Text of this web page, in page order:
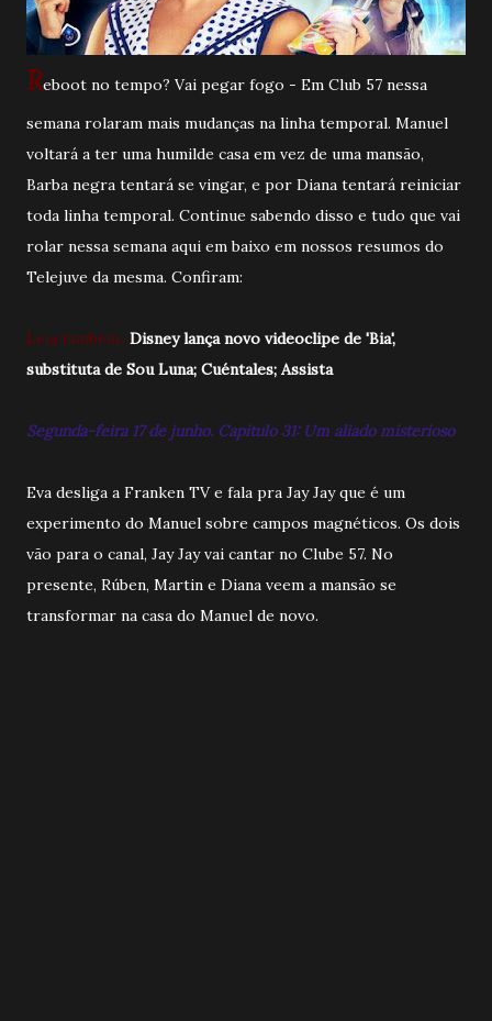
Reboot no tempo? Vai pegar fogo - Em Club 57 nessa
semana rolaram mais mudanças na linha temporal. Manuel
voltará a ter uma humilde casa em vez de uma mansão,
Barba negra tentará se vingar, e por Diana tentará reiniciar
toda linha temporal. Continue sabendo disso e tudo que vai
rolar nessa semana aqui em baixo em nossos resumos do
Telejuve da mesma. Confiram:
Leia também...Disney lança novo videoclipe de 'Bia',
substituta de Sou Luna; Cuéntales; Assista
Segunda-feira 17 de junho. Capitulo 31: Um aliado misterioso
Eva desliga a Franken TV e fala pra Jay Jay que é um
experimento do Manuel sobre campos magnéticos. Os dois
vão para o canal, Jay Jay vai cantar no Clube 57. No
presente, Rúben, Martin e Diana veem a mansão se
transformar na casa do Manuel de novo.